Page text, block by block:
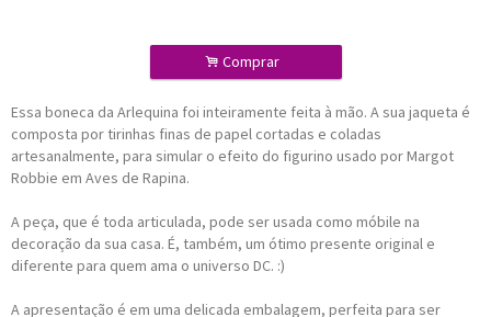
. Comprar
Essa boneca da Arlequina foi inteiramente feita à mão. A sua jaqueta é
composta por tirinhas finas de papel cortadas e coladas
artesanalmente, para simular o efeito do figurino usado por Margot
Robbie em Aves de Rapina.
A peça, que é toda articulada, pode ser usada como móbile na
decoração da sua casa. É, também, um ótimo presente original e
diferente para quem ama o universo DC. :)
A apresentação é em uma delicada embalagem, perfeita para ser